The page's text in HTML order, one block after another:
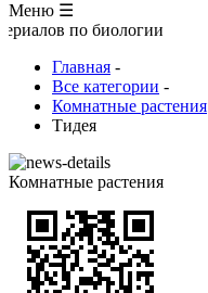
Меню ☰
биологии
Главная -
Все категории -
Комнатные растения
Тидея
Комнатные растения